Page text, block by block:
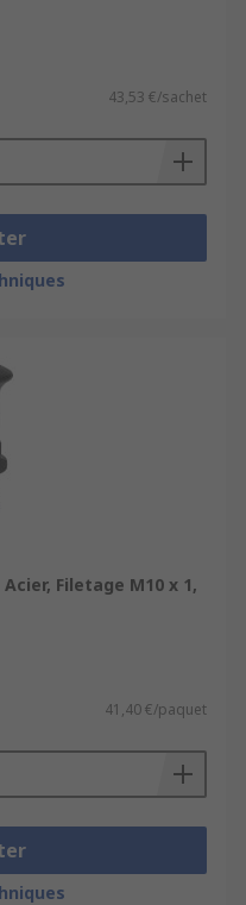
et à ressort
de
application.
de haute
aux huiles et aux
:
avec
43,53 €/sachet
Filetage M10 x 1,
41,40 €/paquet